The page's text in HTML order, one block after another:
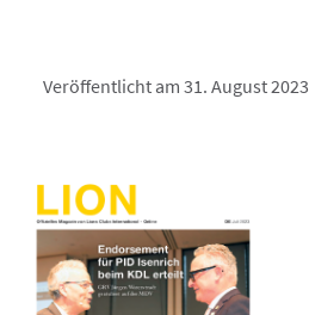
Veröffentlicht am 31. August 2023